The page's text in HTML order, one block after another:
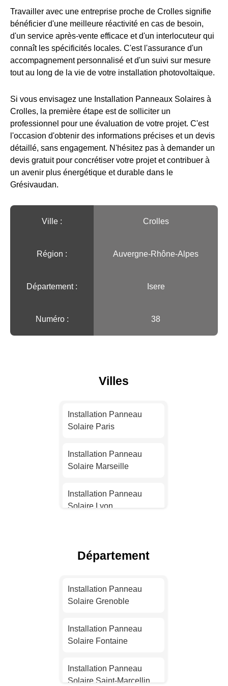
Travailler avec une entreprise proche de Crolles signifie
bénéficier d'une meilleure réactivité en cas de besoin,
d'un service après-vente efficace et d'un interlocuteur qui
connaît les spécificités locales. C'est l'assurance d'un
accompagnement personnalisé et d'un suivi sur mesure
tout au long de la vie de votre installation photovoltaïque.
Si vous envisagez une Installation Panneaux Solaires à
Crolles, la première étape est de solliciter un
professionnel pour une évaluation de votre projet. C'est
l'occasion d'obtenir des informations précises et un devis
détaillé, sans engagement. N'hésitez pas à demander un
devis gratuit pour concrétiser votre projet et contribuer à
un avenir plus énergétique et durable dans le
Grésivaudan.
Ville :️ Crolles
Région :️ Auvergne-Rhône-Alpes
Département : Isere
Numéro : 38
Villes
Installation Panneau
Solaire Paris
Installation Panneau
Solaire Marseille
Installation Panneau
Solaire Lyon
Solaire Nice
Solaire Nantes
Solaire Strasbourg
Département
Installation Panneau
Solaire Grenoble
Installation Panneau
Solaire Fontaine
Installation Panneau
Solaire Saint-Marcellin